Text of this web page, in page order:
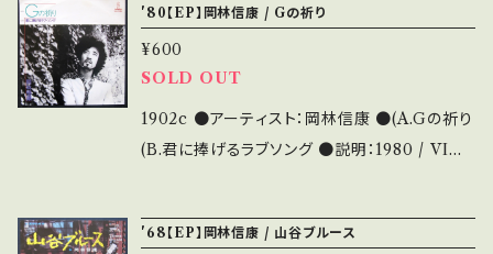
い。 お知らせ等は、About 画面にてご確認くだ
さい。
黄シミ 【状態説明の見方】 商品列に並ぶ ■状
態・説明 / 発送について■ をご覧ください。 お
知らせ等は、About 画面にてご確認ください。
'80【EP】岡林信康 / Gの祈り
¥600
SOLD OUT
1902c ●アーティスト：岡林信康 ●(A.Gの祈り
(B.君に捧げるラブソング ●説明：1980 / VIHX
並ぶ ■状態・説明 / 発送について■ をご覧くだ
'68【EP】岡林信康 / 山谷ブルース